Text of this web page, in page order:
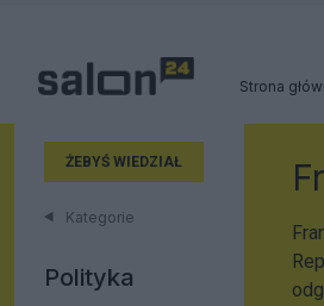
Strona
ŻEBYŚ WIEDZIAŁ
Kategorie
Polityka